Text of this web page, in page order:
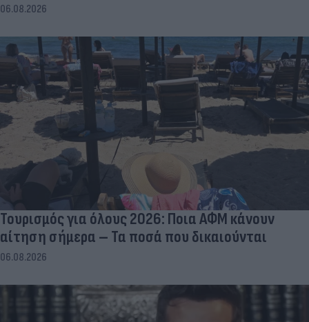
06.08.2026
Τουρισμός για όλους 2026: Ποια ΑΦΜ κάνουν
αίτηση σήμερα – Τα ποσά που δικαιούνται
06.08.2026